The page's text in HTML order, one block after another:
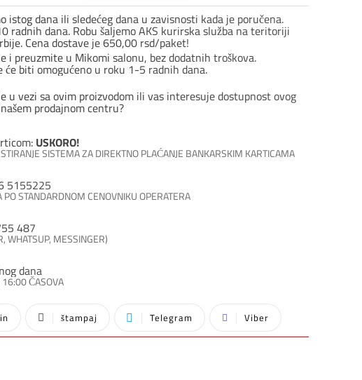
10
/
Braon
količina
istog dana ili sledećeg dana u zavisnosti kada je poručena.
radnih dana. Robu šaljemo AKS kurirska služba na teritoriji
Cena dostave je 650,00 rsd/paket!
i preuzmite u Mikomi salonu, bez dodatnih troškova.
će biti omogućeno u roku 1-5 radnih dana.
u vezi sa ovim proizvodom ili vas interesuje dostupnost ovog
prodajnom centru?
USKORO!
SISTEMA ZA DIREKTNO PLAĆANJE BANKARSKIM KARTICAMA
5155225
PO STANDARDNOM CENOVNIKU OPERATERA
487
WHATSUP, MESSINGER)
dana
ČASOVA
štampaj Telegram Viber